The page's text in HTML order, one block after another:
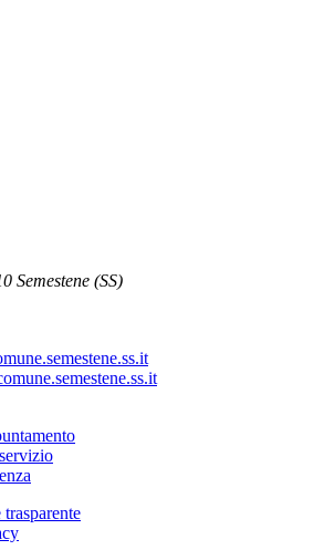
Semestene (SS)